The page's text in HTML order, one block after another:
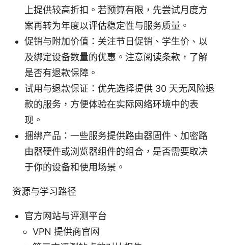
上提供较高折扣。若预算有限，先尝试月度方
案再转为年度以评估稳定性与服务质量。
促销与附加价值：关注节日促销、学生价、以
及绑定设备数量的优惠。注意阅读条款，了解
是否有退款保障。
试用与退款保证：优先选择提供 30 天无风险退
款的服务，方便体验在实际网络环境中的表
现。
捆绑产品：一些服务提供路由器固件、加密路
由器硬件或浏览器组件的组合，是否需要取决
于你的设备和使用场景。
资源与学习路径
官方网站与评测平台
VPN 提供商官网